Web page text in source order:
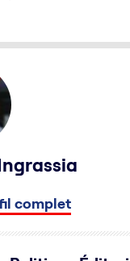
complet